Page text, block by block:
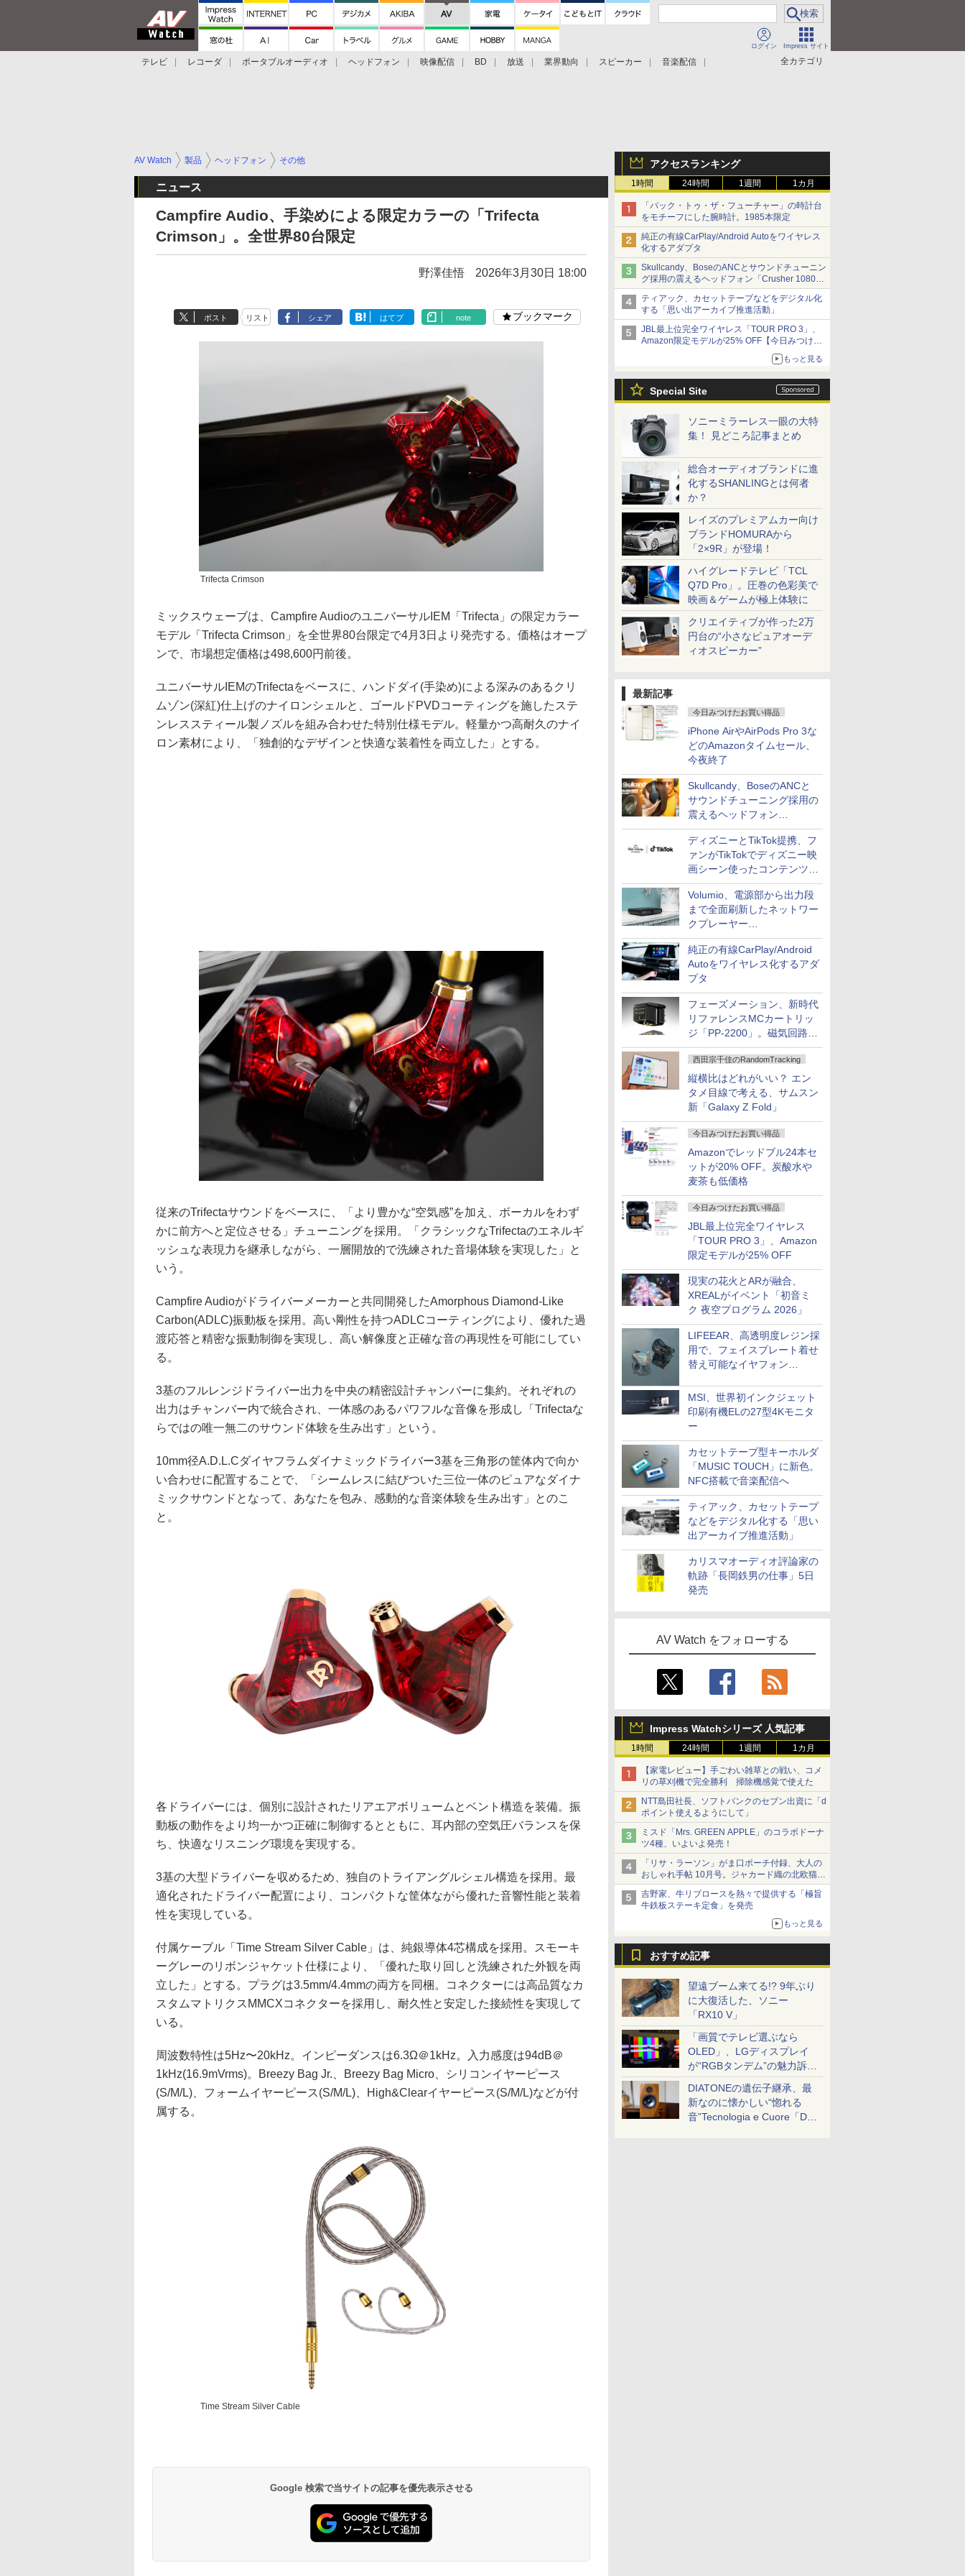
ログイン Impress サイト
全カテゴリ
テレビ レコーダ ポータブルオーディオ ヘッドフォン 映像配信 BD 放送 業界動向 スピーカー
音楽配信
アクセスランキング
1時間 24時間 1週間 1カ月
「バック・トゥ・ザ・フューチャー」の時計台
をモチーフにした腕時計。1985本限定
純正の有線CarPlay/Android Autoをワイヤレス
化するアダプタ
Skullcandy、BoseのANCとサウンドチューニン
グ採用の震えるヘッドフォン「Crusher 1080
ANC」
ティアック、カセットテープなどをデジタル化
する「思い出アーカイブ推進活動」
JBL最上位完全ワイヤレス「TOUR PRO 3」、
Amazon限定モデルが25% OFF【今日みつけた
もっと見る
Special Site
ソニーミラーレス一眼の大特
集！ 見どころ記事まとめ
総合オーディオブランドに進
化するSHANLINGとは何者
か？
レイズのプレミアムカー向け
ブランドHOMURAから
「2×9R」が登場！
ハイグレードテレビ「TCL
Q7D Pro」。圧巻の色彩美で
映画＆ゲームが極上体験に
クリエイティブが作った2万
円台の“小さなピュアオーデ
ィオスピーカー”
最新記事
今日みつけたお買い得品
iPhone AirやAirPods Pro 3な
どのAmazonタイムセール、
今夜終了
Skullcandy、BoseのANCと
サウンドチューニング採用の
震えるヘッドフォン
「Crusher 1080 ANC」
ディズニーとTikTok提携、フ
ァンがTikTokでディズニー映
画シーン使ったコンテンツ制
作、Disney+にも配信
Volumio、電源部から出力段
まで全面刷新したネットワー
クプレーヤー
「Primo（2026）」
純正の有線CarPlay/Android
Autoをワイヤレス化するアダ
プタ
フェーズメーション、新時代
リファレンスMCカートリッ
ジ「PP-2200」。磁気回路や
ハウジングを根本から見直し
西田宗千佳のRandomTracking
縦横比はどれがいい？ エン
タメ目線で考える、サムスン
新「Galaxy Z Fold」
今日みつけたお買い得品
Amazonでレッドブル24本セ
ットが20% OFF。炭酸水や
麦茶も低価格
今日みつけたお買い得品
JBL最上位完全ワイヤレス
「TOUR PRO 3」、Amazon
限定モデルが25% OFF
現実の花火とARが融合、
XREALがイベント「初音ミ
ク 夜空プログラム 2026」
LIFEEAR、高透明度レジン採
用で、フェイスプレート着せ
替え可能なイヤフォン
MSI、世界初インクジェット
印刷有機ELの27型4Kモニタ
ー
カセットテープ型キーホルダ
「MUSIC TOUCH」に新色。
NFC搭載で音楽配信へ
ティアック、カセットテープ
などをデジタル化する「思い
出アーカイブ推進活動」
カリスマオーディオ評論家の
軌跡「長岡鉄男の仕事」5日
発売
AV Watch をフォローする
Impress Watchシリーズ 人気記事
1時間 24時間 1週間 1カ月
【家電レビュー】手ごわい雑草との戦い、コメ
リの草刈機で完全勝利 掃除機感覚で使えた
NTT島田社長、ソフトバンクのセブン出資に「d
ポイント使えるようにして」
ミスド「Mrs. GREEN APPLE」のコラボドーナ
ツ4種、いよいよ発売！
「リサ・ラーソン」がま口ポーチ付録、大人の
おしゃれ手帖 10月号。ジャカード織の北欧猫デ
ザイン
吉野家、牛リブロースを熱々で提供する「極旨
牛鉄板ステーキ定食」を発売
もっと見る
おすすめ記事
望遠ブーム来てる!? 9年ぶり
に大復活した、ソニー
「RX10 V」
「画質でテレビ選ぶなら
OLED」、LGディスプレイ
が“RGBタンデム”の魅力訴
求。液晶とのガチ比較も
DIATONEの遺伝子継承、最
新なのに懐かしい“惚れる
音”Tecnologia e Cuore「DS-
AV Watch 製品 ヘッドフォン その他
ニュース
Campfire Audio、手染めによる限定カラーの「Trifecta
Crimson」。全世界80台限定
野澤佳悟 2026年3月30日 18:00
ポスト リスト シェア はてブ note ブックマーク
Trifecta Crimson
ミックスウェーブは、Campfire AudioのユニバーサルIEM「Trifecta」の限定カラー
モデル「Trifecta Crimson」を全世界80台限定で4月3日より発売する。価格はオープ
ンで、市場想定価格は498,600円前後。
ユニバーサルIEMのTrifectaをベースに、ハンドダイ(手染め)による深みのあるクリ
ムゾン(深紅)仕上げのナイロンシェルと、ゴールドPVDコーティングを施したステ
ンレススティール製ノズルを組み合わせた特別仕様モデル。軽量かつ高耐久のナイ
ロン素材により、「独創的なデザインと快適な装着性を両立した」とする。
従来のTrifectaサウンドをベースに、「より豊かな“空気感”を加え、ボーカルをわず
かに前方へと定位させる」チューニングを採用。「クラシックなTrifectaのエネルギ
ッシュな表現力を継承しながら、一層開放的で洗練された音場体験を実現した」と
いう。
Campfire Audioがドライバーメーカーと共同開発したAmorphous Diamond-Like
Carbon(ADLC)振動板を採用。高い剛性を持つADLCコーティングにより、優れた過
渡応答と精密な振動制御を実現し、高い解像度と正確な音の再現性を可能にしてい
る。
3基のフルレンジドライバー出力を中央の精密設計チャンバーに集約。それぞれの
出力はチャンバー内で統合され、一体感のあるパワフルな音像を形成し「Trifectaな
らではの唯一無二のサウンド体験を生み出す」という。
10mm径A.D.L.Cダイヤフラムダイナミックドライバー3基を三角形の筐体内で向か
い合わせに配置することで、「シームレスに結びついた三位一体のピュアなダイナ
ミックサウンドとなって、あなたを包み、感動的な音楽体験を生み出す」とのこ
と。
各ドライバーには、個別に設計されたリアエアボリュームとベント構造を装備。振
動板の動作をより均一かつ正確に制御するとともに、耳内部の空気圧バランスを保
ち、快適なリスニング環境を実現する。
3基の大型ドライバーを収めるため、独自のトライアングルシェル構造を採用。最
適化されたドライバー配置により、コンパクトな筐体ながら優れた音響性能と装着
性を実現している。
付属ケーブル「Time Stream Silver Cable」は、純銀導体4芯構成を採用。スモーキ
ーグレーのリボンジャケット仕様により、「優れた取り回しと洗練された外観を両
立した」とする。プラグは3.5mm/4.4mmの両方を同梱。コネクターには高品質なカ
スタムマトリクスMMCXコネクターを採用し、耐久性と安定した接続性を実現して
いる。
周波数特性は5Hz〜20kHz。インピーダンスは6.3Ω＠1kHz。入力感度は94dB＠
1kHz(16.9mVrms)。Breezy Bag Jr.、Breezy Bag Micro、シリコンイヤーピース
(S/M/L)、フォームイヤーピース(S/M/L)、High&Clearイヤーピース(S/M/L)などが付
属する。
Time Stream Silver Cable
Google 検索で当サイトの記事を優先表示させる